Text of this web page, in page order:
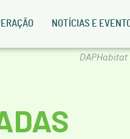
NOTÍCIAS E
DAPHabitat